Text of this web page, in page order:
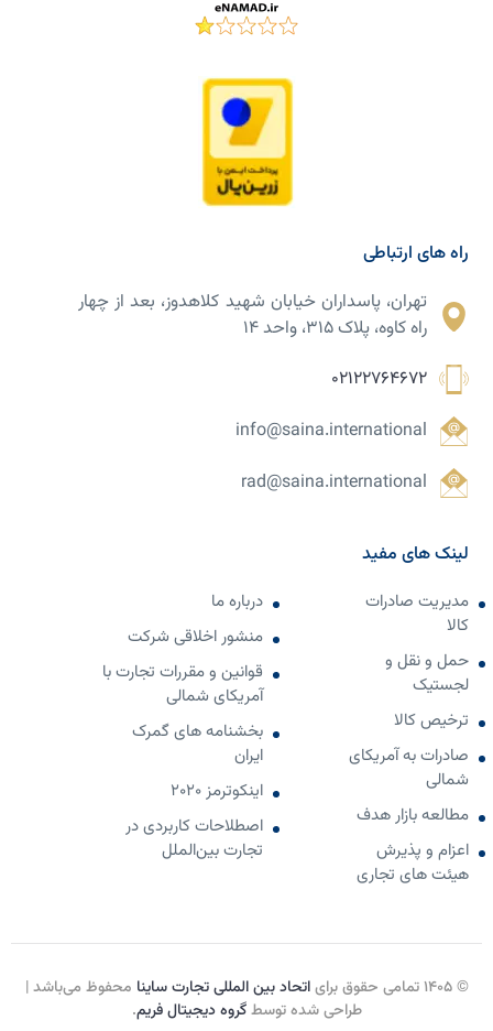
راه های ارتباطی
تهران، پاسداران خیابان شهید کلاهدوز، بعد از چهار
راه کاوه، پلاک ۳۱۵، واحد ۱۴
02122764672
info@saina.international
rad@saina.international
لینک های مفید
مدیریت صادرات
کالا
حمل و نقل و
لجستیک
ترخیص کالا
صادرات به آمریکای
شمالی
مطالعه بازار هدف
اعزام و پذیرش
هیئت های تجاری
درباره ما
منشور اخلاقی شرکت
قوانین و مقررات تجارت با
آمریکای شمالی
بخشنامه های گمرک
ایران
اینکوترمز 2020
اصطلاحات کاربردی در
تجارت بین‌الملل
© ۱۴۰۵ تمامی حقوق برای اتحاد بین المللی تجارت ساینا محفوظ می‌باشد |
طراحی شده توسطگروه دیجیتال فریم.